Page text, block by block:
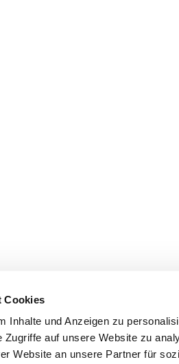
Cookies
Inhalte und Anzeigen zu
Zugriffe auf unsere Website zu
Website an unsere Partner für